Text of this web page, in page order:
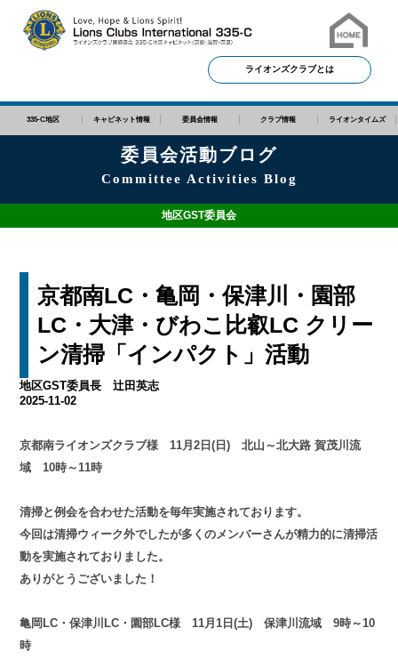
ライオンズクラブとは
335-C地区 キャビネット情報 委員会情報 クラブ情報 ライオンタイムズ
委員会活動ブログ
Committee Activities Blog
地区GST委員会
京都南LC・亀岡・保津川・園部
LC・大津・びわこ比叡LC クリー
ン清掃「インパクト」活動
地区GST委員長 辻田英志
2025-11-02
京都南ライオンズクラブ様 11月2日(日) 北山～北大路 賀茂川流
域 10時～11時
清掃と例会を合わせた活動を毎年実施されております。
今回は清掃ウィーク外でしたが多くのメンバーさんが精力的に清掃活
動を実施されておりました。
ありがとうございました！
亀岡LC・保津川LC・園部LC様 11月1日(土) 保津川流域 9時～10
時